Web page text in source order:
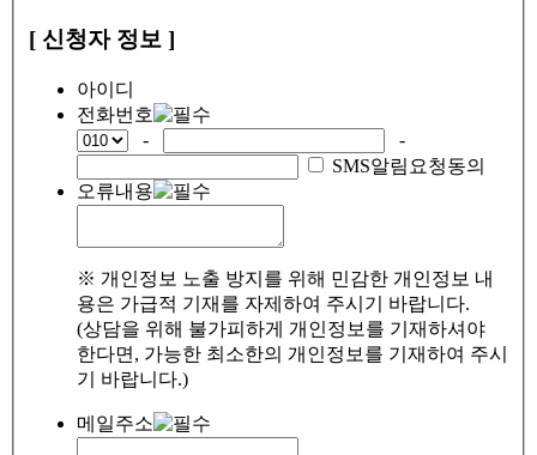
[ 신청자 정보 ]
아이디
전화번호
-
-
SMS알림요청동의
오류내용
※ 개인정보 노출 방지를 위해 민감한 개인정보 내
용은 가급적 기재를 자제하여 주시기 바랍니다.
(상담을 위해 불가피하게 개인정보를 기재하셔야
한다면, 가능한 최소한의 개인정보를 기재하여 주시
기 바랍니다.)
메일주소